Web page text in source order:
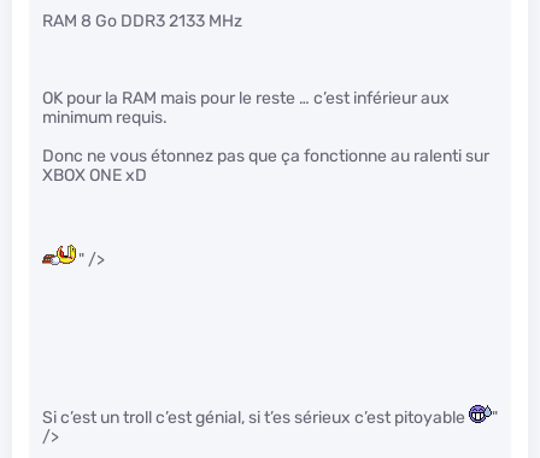
RAM 8 Go DDR3 2133 MHz
OK pour la RAM mais pour le reste … c’est inférieur aux
minimum requis.
Donc ne vous étonnez pas que ça fonctionne au ralenti sur
XBOX ONE xD
" />
Si c’est un troll c’est génial, si t’es sérieux c’est pitoyable
"
/>